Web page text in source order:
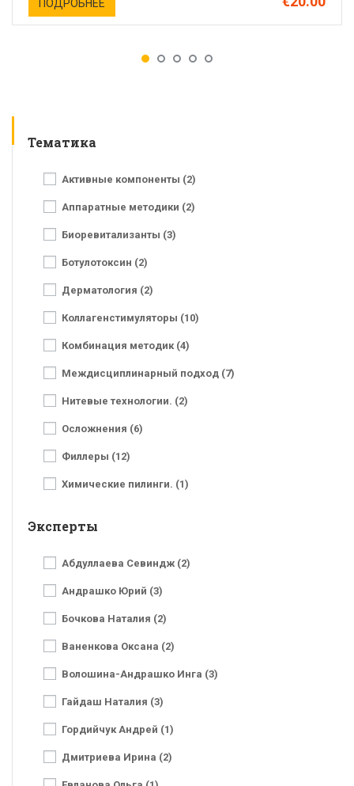
ПОДРОБНЕЕ
Тематика
Активные компоненты (2)
Аппаратные методики (2)
Биоревитализанты (3)
Ботулотоксин (2)
Дерматология (2)
Коллагенстимуляторы (10)
Комбинация методик (4)
Междисциплинарный подход (7)
Нитевые технологии. (2)
Осложнения (6)
Филлеры (12)
Химические пилинги. (1)
Эксперты
Абдуллаева Севиндж (2)
Андрашко Юрий (3)
Бочкова Наталия (2)
Ваненкова Оксана (2)
Волошина-Андрашко Инга (3)
Гайдаш Наталия (3)
Гордийчук Андрей (1)
Дмитриева Ирина (2)